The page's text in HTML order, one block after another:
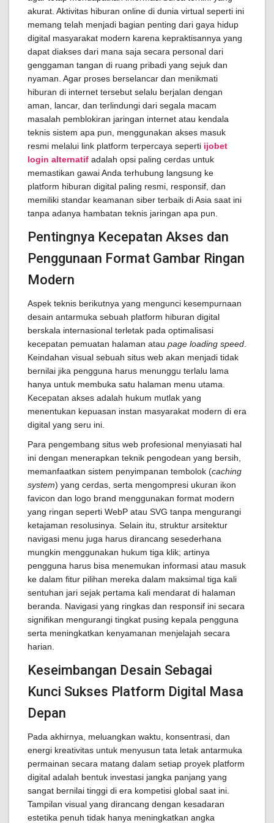
akurat. Aktivitas hiburan online di dunia virtual seperti ini
memang telah menjadi bagian penting dari gaya hidup
digital masyarakat modern karena kepraktisannya yang
dapat diakses dari mana saja secara personal dari
genggaman tangan di ruang pribadi yang sejuk dan
nyaman. Agar proses berselancar dan menikmati
hiburan di internet tersebut selalu berjalan dengan
aman, lancar, dan terlindungi dari segala macam
masalah pemblokiran jaringan internet atau kendala
teknis sistem apa pun, menggunakan akses masuk
resmi melalui link platform terpercaya seperti ijobet
login alternatif adalah opsi paling cerdas untuk
memastikan gawai Anda terhubung langsung ke
platform hiburan digital paling resmi, responsif, dan
memiliki standar keamanan siber terbaik di Asia saat ini
tanpa adanya hambatan teknis jaringan apa pun.
Pentingnya Kecepatan Akses dan
Penggunaan Format Gambar Ringan
Modern
Aspek teknis berikutnya yang mengunci kesempurnaan
desain antarmuka sebuah platform hiburan digital
berskala internasional terletak pada optimalisasi
kecepatan pemuatan halaman atau page loading speed
Keindahan visual sebuah situs web akan menjadi tidak
bernilai jika pengguna harus menunggu terlalu lama
hanya untuk membuka satu halaman menu utama.
Kecepatan akses adalah hukum mutlak yang
menentukan kepuasan instan masyarakat modern di era
digital yang seru ini.
Para pengembang situs web profesional menyiasati hal
ini dengan menerapkan teknik pengodean yang bersih,
memanfaatkan sistem penyimpanan tembolok (caching
system) yang cerdas, serta mengompresi ukuran ikon
favicon dan logo brand menggunakan format modern
yang ringan seperti WebP atau SVG tanpa mengurangi
ketajaman resolusinya. Selain itu, struktur arsitektur
navigasi menu juga harus dirancang sesederhana
mungkin menggunakan hukum tiga klik; artinya
pengguna harus bisa menemukan informasi atau masuk
ke dalam fitur pilihan mereka dalam maksimal tiga kali
sentuhan jari sejak pertama kali mendarat di halaman
beranda. Navigasi yang ringkas dan responsif ini secara
signifikan mengurangi tingkat pusing kepala pengguna
serta meningkatkan kenyamanan menjelajah secara
harian.
Keseimbangan Desain Sebagai
Kunci Sukses Platform Digital Masa
Depan
Pada akhirnya, meluangkan waktu, konsentrasi, dan
energi kreativitas untuk menyusun tata letak antarmuka
permainan secara matang dalam setiap proyek platform
digital adalah bentuk investasi jangka panjang yang
sangat bernilai tinggi di era kompetisi global saat ini.
Tampilan visual yang dirancang dengan kesadaran
estetika penuh tidak hanya meningkatkan angka